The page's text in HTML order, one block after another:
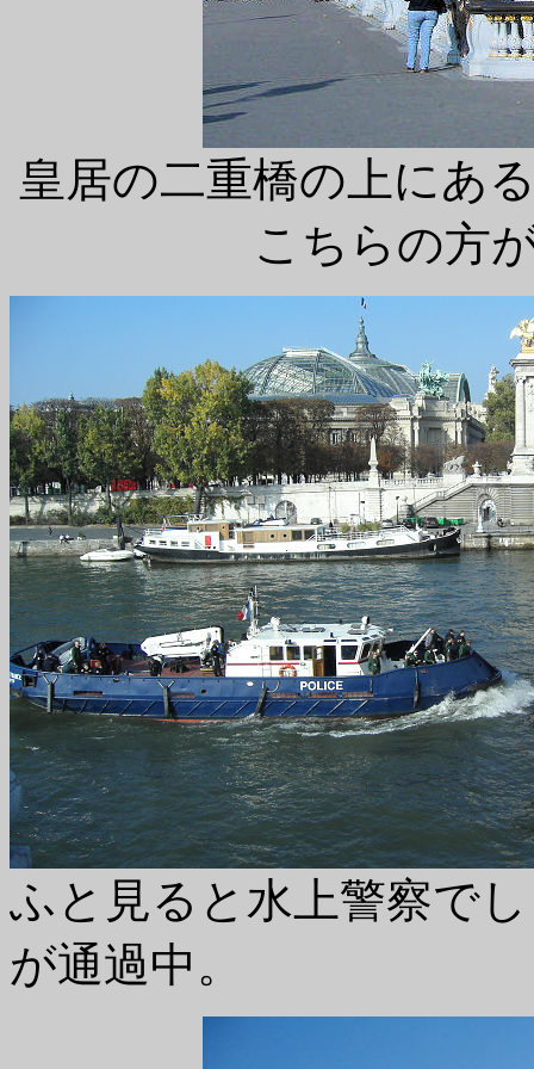
皇居の二重橋の上にあ
こちらの方
ふと見ると水上警察で
が通過中。